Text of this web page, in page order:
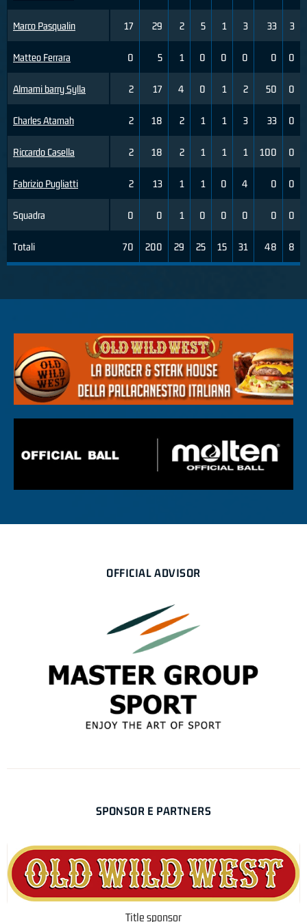
Marco Pasqualin
Matteo Ferrara
Almami barry Sylla
Charles Atamah
Riccardo Casella
Fabrizio Pugliatti
Squadra
Totali
17 29 2 5 1 3 33 3
0 5 1 0 0 0 0 0
2 17 4 0 1 2 50 0
2 18 2 1 1 3 33 0
2 18 2 1 1 1 100 0
2 13 1 1 0 4 0 0
0 0 1 0 0 0 0 0
70 200 29 25 15 31 48 8
OFFICIAL ADVISOR
SPONSOR E PARTNERS
Title sponsor